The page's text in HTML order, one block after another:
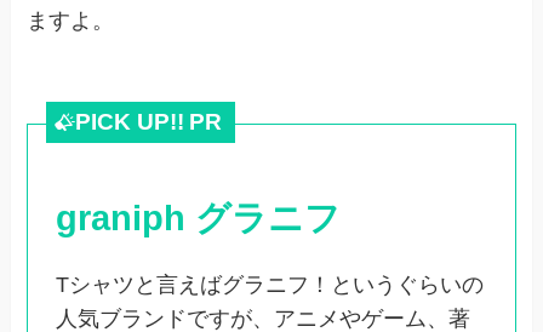
ますよ。
PICK UP!! PR
graniph グラニフ
Tシャツと言えばグラニフ！というぐらいの
人気ブランドですが、アニメやゲーム、著